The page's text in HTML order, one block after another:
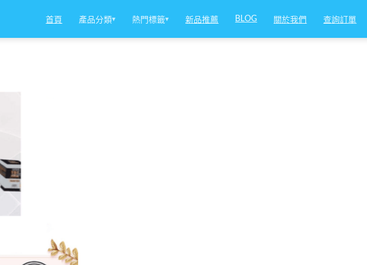
首頁 產品分類▾ 熱門標籤▾ 新品推薦 BLOG 關於我們 查詢訂單